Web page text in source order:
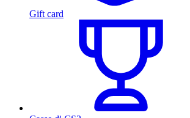
Gift card